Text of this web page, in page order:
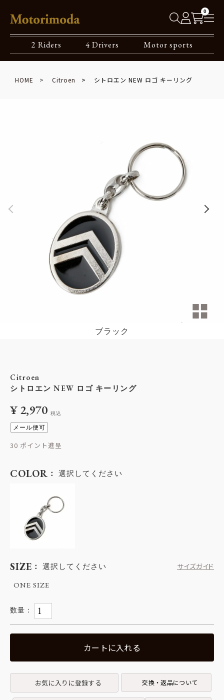
0
2 Riders 4 Drivers Motor sports
HOME Citroen シトロエン NEW ロゴ キーリング
ブラック
Citroen
シトロエン NEW ロゴ キーリング
¥2,970 税込
メール便可
30
SIZE 選択してください
サイズガイド
ONE SIZE
COLOR 選択してください
カートに入れる
お気に入りに登録する 交換・返品について